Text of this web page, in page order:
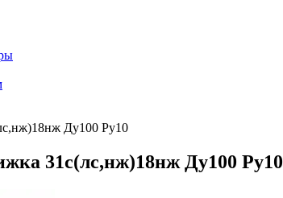
Ду100 Ру10
31с(лс,нж)18нж Ду100 Ру10